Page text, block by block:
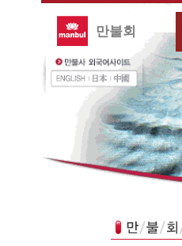
만불회